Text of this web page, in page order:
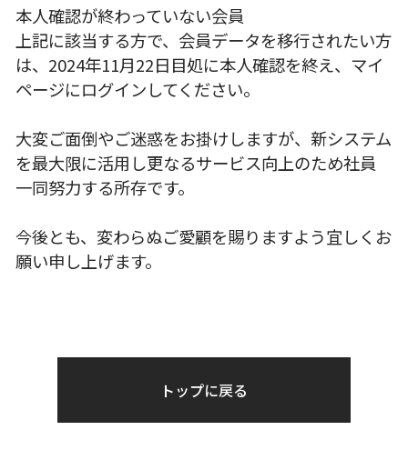
本人確認が終わっていない会員
上記に該当する方で、会員データを移行されたい方
は、2024年11月22日目処に本人確認を終え、マイ
ページにログインしてください。
大変ご面倒やご迷惑をお掛けしますが、新システム
を最大限に活用し更なるサービス向上のため社員
一同努力する所存です。
今後とも、変わらぬご愛顧を賜りますよう宜しくお
願い申し上げます。
トップに戻る